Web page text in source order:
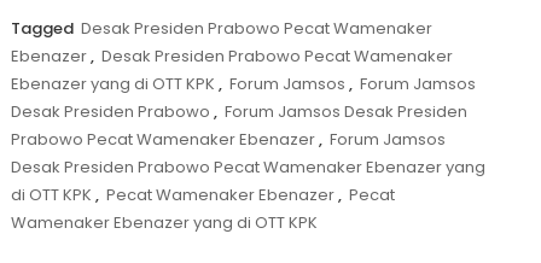
Tagged Desak Presiden Prabowo Pecat Wamenaker
Ebenazer, Desak Presiden Prabowo Pecat Wamenaker
Ebenazer yang di OTT KPK , Forum Jamsos , Forum Jamsos
Desak Presiden Prabowo , Forum Jamsos Desak Presiden
Prabowo Pecat Wamenaker Ebenazer, Forum Jamsos
Desak Presiden Prabowo Pecat Wamenaker Ebenazer yang
di OTT KPK , Pecat Wamenaker Ebenazer, Pecat
Wamenaker Ebenazer yang di OTT KPK